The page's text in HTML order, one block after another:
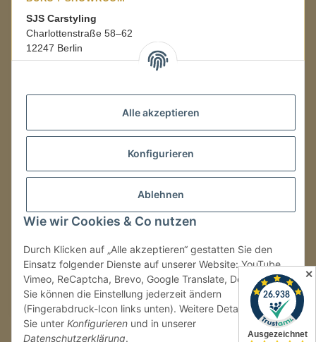
Alle akzeptieren
Konfigurieren
Ablehnen
Wie wir Cookies & Co nutzen
Durch Klicken auf „Alle akzeptieren“ gestatten Sie den
Einsatz folgender Dienste auf unserer Website: YouTube,
Vimeo, ReCaptcha, Brevo, Google Translate, Doofinder.
Sie können die Einstellung jederzeit ändern
(Fingerabdruck-Icon links unten). Weitere Details finden
Sie unter Konfigurieren und in unserer
Datenschutzerklärung.
SJS Carstyling
Charlottenstraße 58–62
12247 Berlin
08:00–16:00 Uhr
LAGER / RETOUREN
Packmonster Fulfillment
SJS Carstyling Lager
Retouren ausschließlich an diese Adresse.
Tel.:+49 (0) 30 36417228
E-Mail:info@sjs-carstyling.com
✕